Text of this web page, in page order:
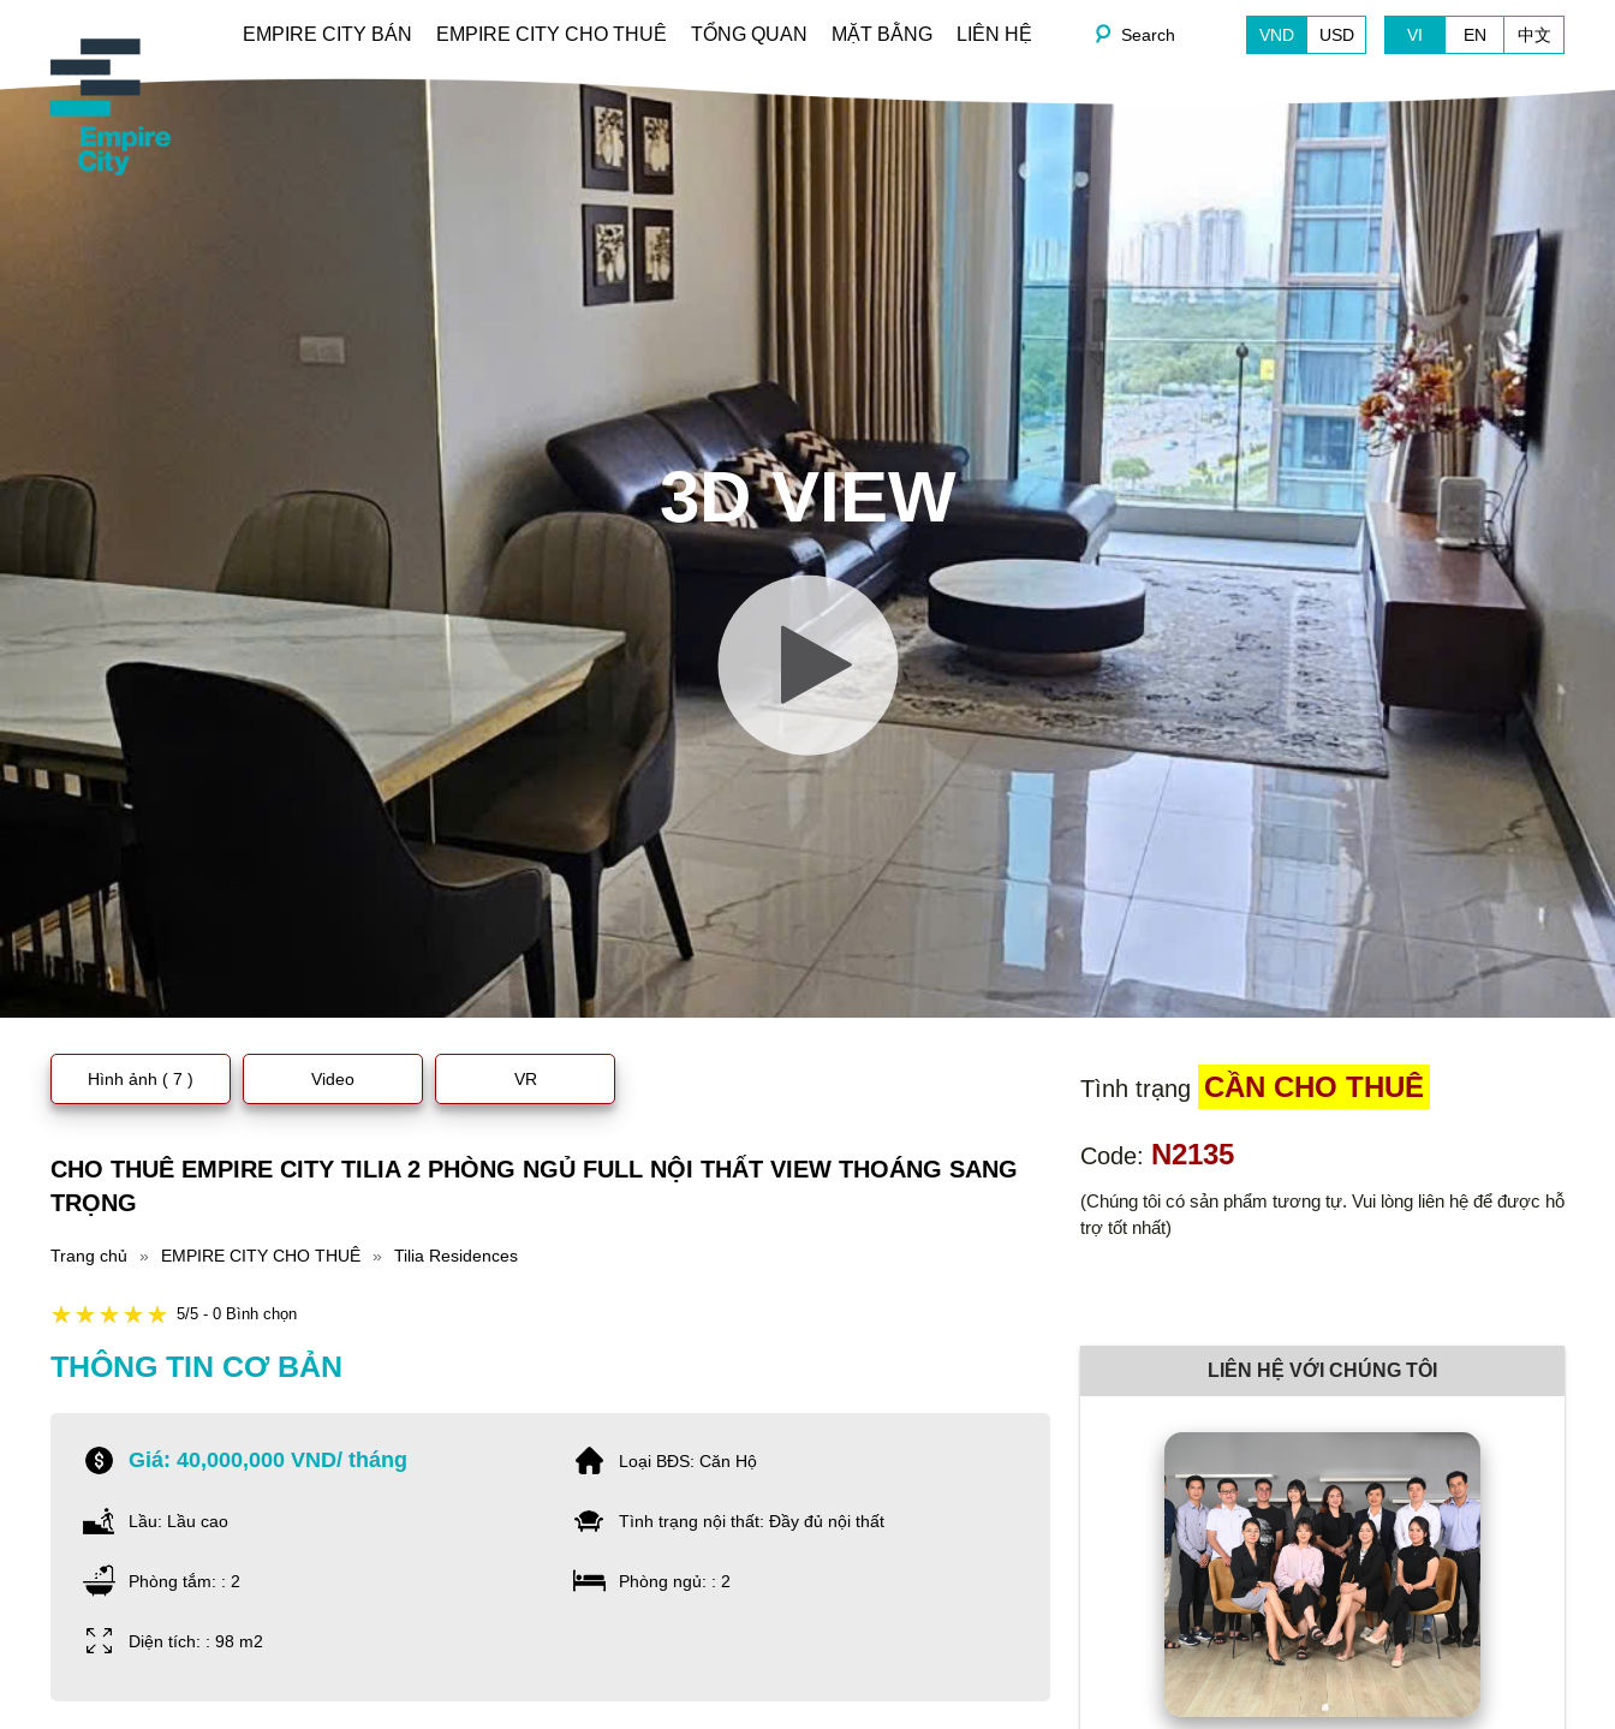
EMPIRE CITY BÁN EMPIRE CITY CHO THUÊ TỔNG QUAN MẶT BẰNG LIÊN HỆ Search VND USD VI EN 中文
3D VIEW
Hình ảnh ( 7 ) Video VR
CHO THUÊ EMPIRE CITY TILIA 2 PHÒNG NGỦ FULL NỘI THẤT VIEW THOÁNG SANG
TRỌNG
Trang chủ » EMPIRE CITY CHO THUÊ » Tilia Residences
5/5 - 0 Bình chọn
THÔNG TIN CƠ BẢN
Giá: 40,000,000 VND/ tháng Loại BĐS: Căn Hộ
Lầu: Lầu cao Tình trạng nội thất: Đầy đủ nội thất
Phòng tắm: : 2 Phòng ngủ: : 2
Diện tích: : 98 m2
Tình trạng CẦN CHO THUÊ
Code: N2135
(Chúng tôi có sản phẩm tương tự. Vui lòng liên hệ để được hỗ
trợ tốt nhất)
LIÊN HỆ VỚI CHÚNG TÔI